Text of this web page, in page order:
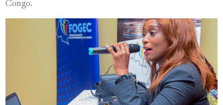
Congo.